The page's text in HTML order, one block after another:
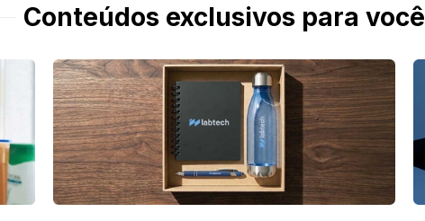
Conteúdos exclusivos para você